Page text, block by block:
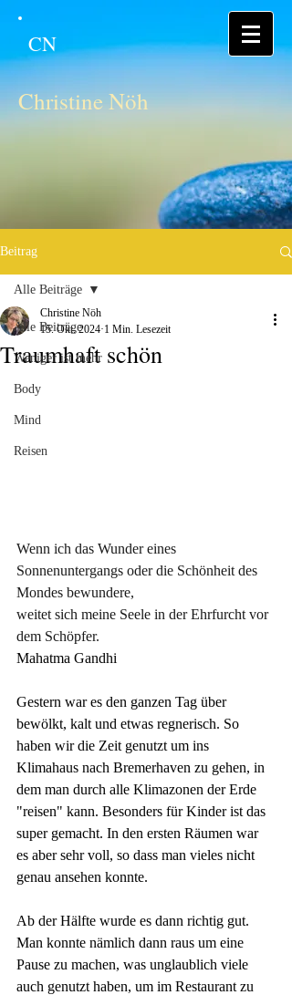
CN
Christine Nöh
Beitrag
Alle Beiträge
Weniger ist mehr
Body
Mind
Reisen
Alle Beiträge
Traumhaft schön
Christine Nöh
15. Okt. 2024 1 Min. Lesezeit
Wenn ich das Wunder eines
Sonnenuntergangs oder die Schönheit des
Mondes bewundere,
weitet sich meine Seele in der Ehrfurcht vor
dem Schöpfer.
Mahatma Gandhi
Gestern war es den ganzen Tag über
bewölkt, kalt und etwas regnerisch. So
haben wir die Zeit genutzt um ins
Klimahaus nach Bremerhaven zu gehen, in
dem man durch alle Klimazonen der Erde
"reisen" kann. Besonders für Kinder ist das
super gemacht. In den ersten Räumen war
es aber sehr voll, so dass man vieles nicht
genau ansehen konnte.
Ab der Hälfte wurde es dann richtig gut.
Man konnte nämlich dann raus um eine
Pause zu machen, was unglaublich viele
auch genutzt haben, um im Restaurant zu